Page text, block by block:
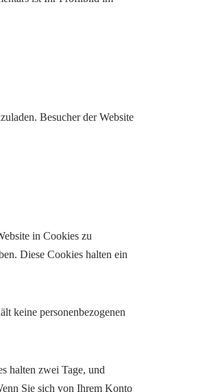
Besucher der Website
in Cookies zu
Diese Cookies halten ein
keine personenbezogenen
halten zwei Tage, und
Sie sich von Ihrem Konto